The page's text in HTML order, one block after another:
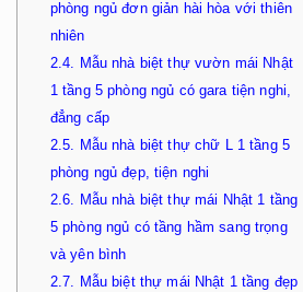
phòng ngủ đơn giản hài hòa với thiên
nhiên
2.4. Mẫu nhà biệt thự vườn mái Nhật
1 tầng 5 phòng ngủ có gara tiện nghi,
đẳng cấp
2.5. Mẫu nhà biệt thự chữ L 1 tầng 5
phòng ngủ đẹp, tiện nghi
2.6. Mẫu nhà biệt thự mái Nhật 1 tầng
5 phòng ngủ có tầng hầm sang trọng
và yên bình
2.7. Mẫu biệt thự mái Nhật 1 tầng đẹp